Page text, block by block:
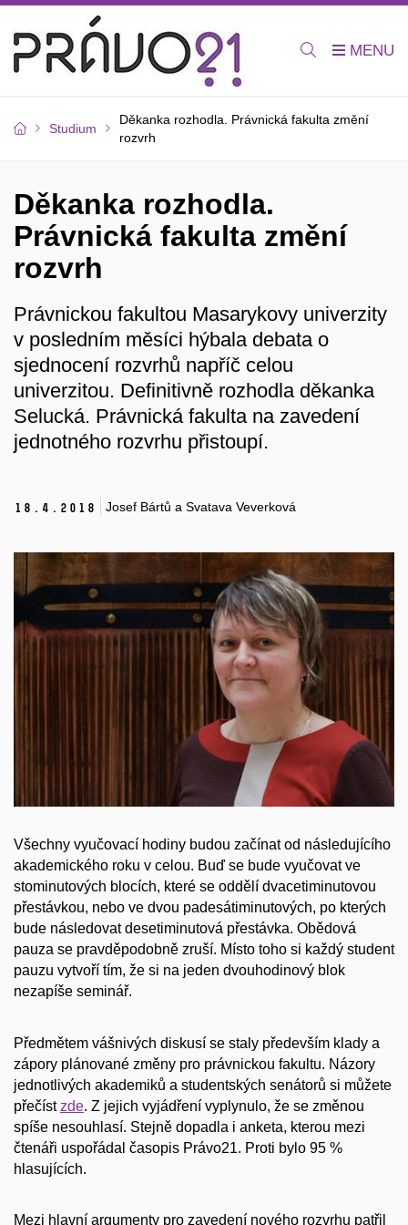
Studium
Děkanka rozhodla. Právnická fakulta změní
rozvrh
Děkanka rozhodla.
Právnická fakulta změní
rozvrh
Právnickou fakultou Masarykovy univerzity
v posledním měsíci hýbala debata o
sjednocení rozvrhů napříč celou
univerzitou. Definitivně rozhodla děkanka
Selucká. Právnická fakulta na zavedení
jednotného rozvrhu přistoupí.
18. 4. 2018 Josef Bártů a Svatava Veverková
Všechny vyučovací hodiny budou začínat od následujícího
akademického roku v celou. Buď se bude vyučovat ve
stominutových blocích, které se oddělí dvacetiminutovou
přestávkou, nebo ve dvou padesátiminutových, po kterých
bude následovat desetiminutová přestávka. Obědová
pauza se pravděpodobně zruší. Místo toho si každý student
pauzu vytvoří tím, že si na jeden dvouhodinový blok
nezapíše seminář.
Předmětem vášnivých diskusí se staly především klady a
zápory plánované změny pro právnickou fakultu. Názory
jednotlivých akademiků a studentských senátorů si můžete
přečíst zde. Z jejich vyjádření vyplynulo, že se změnou
spíše nesouhlasí. Stejně dopadla i anketa, kterou mezi
čtenáři uspořádal časopis Právo21. Proti bylo 95 %
hlasujících.
Mezi hlavní argumenty pro zavedení nového rozvrhu patřil